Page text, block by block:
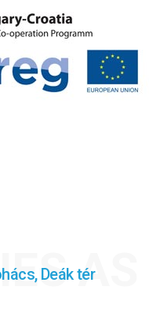
Deák tér